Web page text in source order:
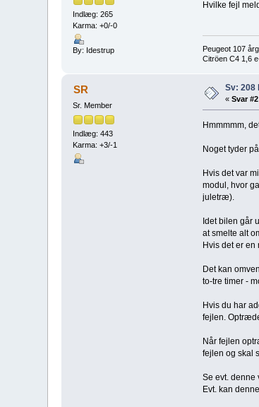
Indlæg: 265
Karma: +0/-0
By: Idestrup
Hvilke fejl
Peugeot 107
Citröen C4 1,6
SR
Sr. Member
Indlæg: 443
Karma: +3/-1
Sv: 208
«Svar
Hmmmmm,
Noget tyder
Hvis det var
modul, hvor
juletræ).
Idet bilen går
at smelte alt
Hvis det er en
Det kan
to-tre timer -
Hvis du har
fejlen.
Når fejlen
fejlen og skal
Se evt. denne
Evt. kan